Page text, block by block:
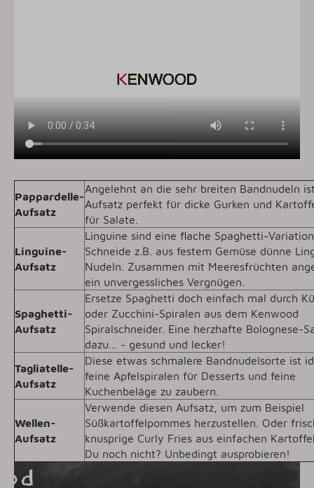
Pappardelle-
Aufsatz
Angelehnt an die sehr breiten Bandnudeln
Aufsatz perfekt für dicke Gurken und
für Salate.
Linguine-
Aufsatz
Linguine sind eine flache Spaghetti-
Schneide z.B. aus festem Gemüse dünne
Nudeln. Zusammen mit Meeresfrüchten
ein unvergessliches Vergnügen.
Spaghetti-
Aufsatz
Ersetze Spaghetti doch einfach mal durch
oder Zucchini-Spiralen aus dem Kenwood
Spiralschneider. Eine herzhafte Bolognese-
dazu... - gesund und lecker!
Tagliatelle-
Aufsatz
Diese etwas schmalere Bandnudelsorte ist
feine Apfelspiralen für Desserts und feine
Kuchenbeläge zu zaubern.
Wellen-
Aufsatz
Verwende diesen Aufsatz, um zum Beispiel
Süßkartoffelpommes herzustellen. Oder
knusprige Curly Fries aus einfachen
Du noch nicht? Unbedingt ausprobieren!